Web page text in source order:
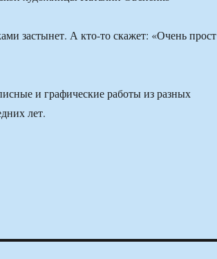
застынет. А кто-то скажет: «Очень прост
и графические работы из разных
лет.